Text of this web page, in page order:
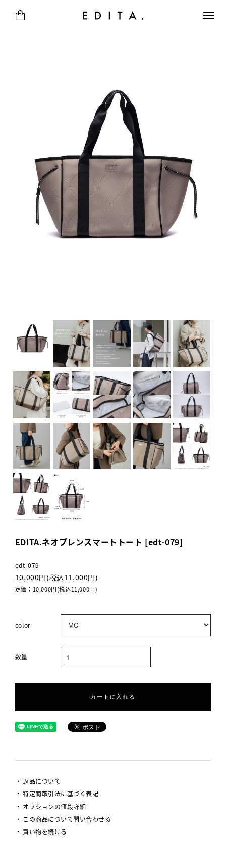
EDITA.ネオプレンスマートトート [edt-079]
edt-079
10,000円(税込11,000円)
定価：10,000円(税込11,000円)
color
数量
カートに入れる
返品について
特定商取引法に基づく表記
オプションの値段詳細
この商品について問い合わせる
買い物を続ける